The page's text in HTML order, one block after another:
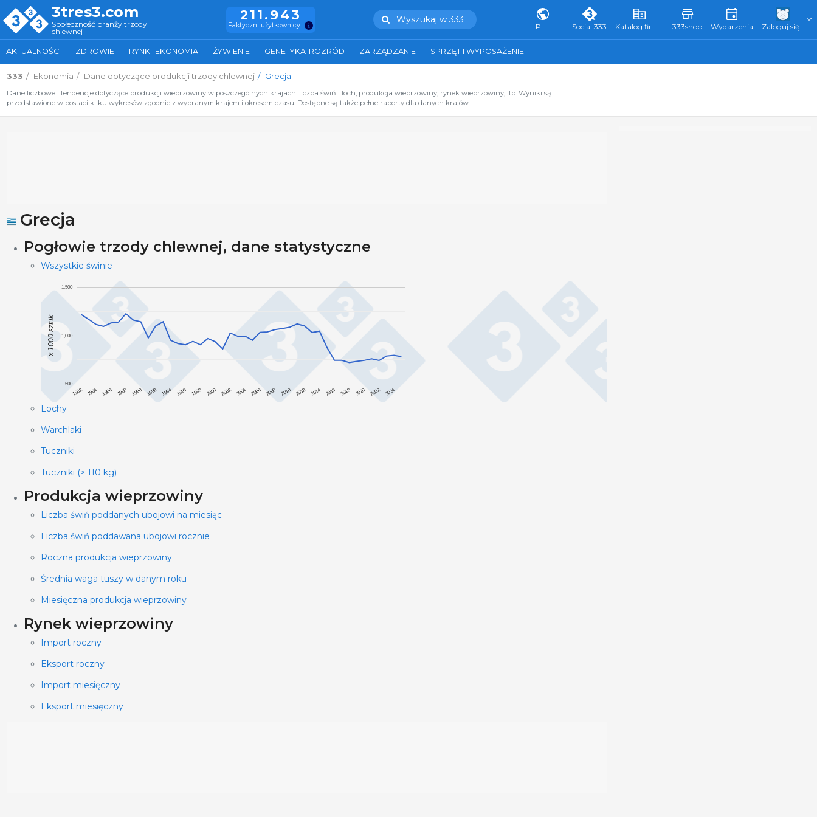
3tres3.com
Społeczność branży trzody
chlewnej
211.943
Faktyczni użytkownicy
Wyszukaj w 333
PL Social 333 Katalog firm 333 333shop Wydarzenia Zaloguj się
AKTUALNOŚCI ZDROWIE RYNKI-EKONOMIA ŻYWIENIE GENETYKA-ROZRÓD ZARZĄDZANIE SPRZĘT I WYPOSAŻENIE
333 Ekonomia Dane dotyczące produkcji trzody chlewnej Grecja
Dane liczbowe i tendencje dotyczące produkcji wieprzowiny w poszczególnych krajach: liczba świń i loch, produkcja wieprzowiny, rynek wieprzowiny, itp. Wyniki są
przedstawione w postaci kilku wykresów zgodnie z wybranym krajem i okresem czasu. Dostępne są także pełne raporty dla danych krajów.
Grecja
Pogłowie trzody chlewnej, dane statystyczne
Wszystkie świnie
1982 1984 1986 1988 1990 1992 1994 1996 1998 2000 2002 2004 2006 2008 2010 2012 2014 2016 2018 2020 2022 2024
500
1,000
1,500
x 1000 sztuk
Lochy
Warchlaki
Tuczniki
Tuczniki (> 110 kg)
Produkcja wieprzowiny
Liczba świń poddanych ubojowi na miesiąc
Liczba świń poddawana ubojowi rocznie
Roczna produkcja wieprzowiny
Średnia waga tuszy w danym roku
Miesięczna produkcja wieprzowiny
Rynek wieprzowiny
Import roczny
Eksport roczny
Import miesięczny
Eksport miesięczny